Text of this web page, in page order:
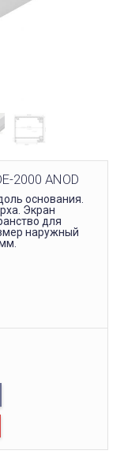
2000 ANOD
основания.
Экран
для
наружный